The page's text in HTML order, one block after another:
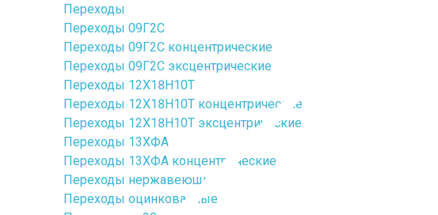
Переходы
Переходы 09Г2С
Переходы 09Г2С концентрические
Переходы 09Г2С эксцентрические
Переходы 12Х18Н10Т
Переходы 12Х18Н10Т концентрические
Переходы 12Х18Н10Т эксцентрические
Переходы 13ХФА
Переходы 13ХФА концентрические
Переходы нержавеющие
Переходы оцинкованные